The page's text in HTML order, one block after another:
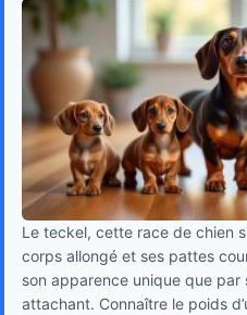
Le teckel, cette race de chien
corps allongé et ses pattes
son apparence unique que
attachant. Connaître le poids